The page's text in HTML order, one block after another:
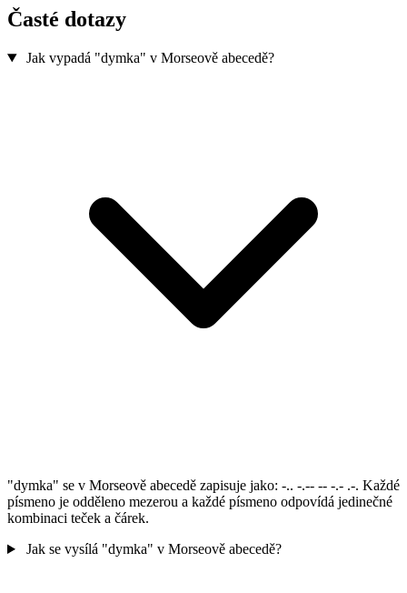
Časté dotazy
Jak vypadá "dymka" v Morseově abecedě?
"dymka" se v Morseově abecedě zapisuje jako: -.. -.-- -- -.- .-. Každé
písmeno je odděleno mezerou a každé písmeno odpovídá jedinečné
kombinaci teček a čárek.
Jak se vysílá "dymka" v Morseově abecedě?